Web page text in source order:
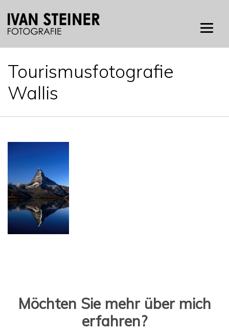
Tourismusfotografie
Wallis
Möchten Sie mehr über mich
erfahren?